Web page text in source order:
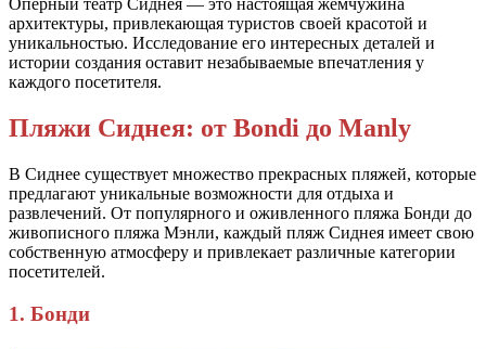
Оперный театр Сиднея — это настоящая жемчужина
архитектуры, привлекающая туристов своей красотой и
уникальностью. Исследование его интересных деталей и
истории создания оставит незабываемые впечатления у
каждого посетителя.
Пляжи Сиднея: от Bondi до Manly
В Сиднее существует множество прекрасных пляжей, которые
предлагают уникальные возможности для отдыха и
развлечений. От популярного и оживленного пляжа Бонди до
живописного пляжа Мэнли, каждый пляж Сиднея имеет свою
собственную атмосферу и привлекает различные категории
посетителей.
1. Бонди